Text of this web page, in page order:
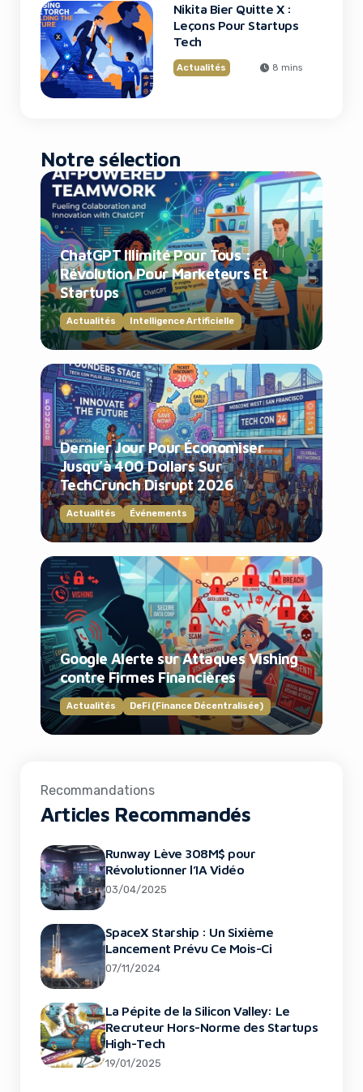
Nikita Bier Quitte X :
Leçons Pour Startups
Tech
Actualités 8 mins
Notre sélection
ChatGPT Illimité Pour Tous :
Révolution Pour Marketeurs Et
Startups
Actualités Intelligence Artificielle
Dernier Jour Pour Économiser
Jusqu’à 400 Dollars Sur
TechCrunch Disrupt 2026
Actualités Événements
Google Alerte sur Attaques Vishing
contre Firmes Financières
Actualités DeFi (Finance Décentralisée)
Recommandations
Articles Recommandés
Runway Lève 308M$ pour
Révolutionner l’IA Vidéo
03/04/2025
SpaceX Starship : Un Sixième
Lancement Prévu Ce Mois-Ci
07/11/2024
La Pépite de la Silicon Valley: Le
Recruteur Hors-Norme des Startups
High-Tech
19/01/2025